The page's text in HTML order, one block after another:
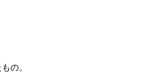
の。